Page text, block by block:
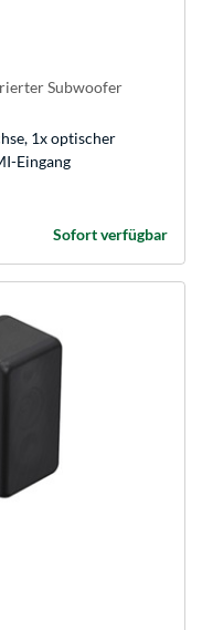
Subwoofer
1x optischer
Eingang
Sofort verfügbar